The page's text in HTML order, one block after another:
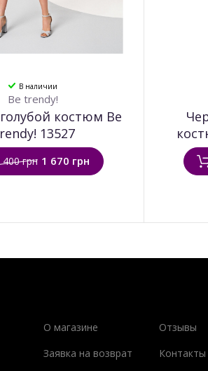
В наличии
Be trendy!
костюм Be
13527
400 грн 1 670 грн
О магазине
Отзывы
Заявка на возврат Контакты